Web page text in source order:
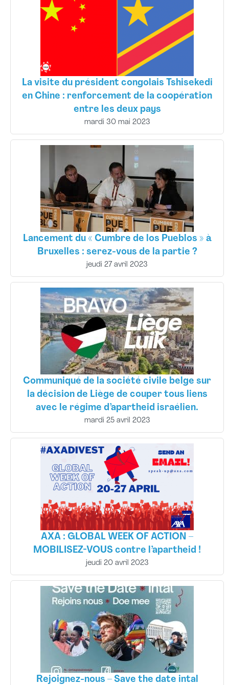
La visite du président congolais Tshisekedi
en Chine : renforcement de la coopération
entre les deux pays
mardi 30 mai 2023
Lancement du « Cumbre de los Pueblos » à
Bruxelles : serez-vous de la partie ?
jeudi 27 avril 2023
Communiqué de la société civile belge sur
la décision de Liège de couper tous liens
avec le régime d’apartheid israélien.
mardi 25 avril 2023
AXA : GLOBAL WEEK OF ACTION –
MOBILISEZ-VOUS contre l’apartheid !
jeudi 20 avril 2023
Rejoignez-nous – Save the date intal